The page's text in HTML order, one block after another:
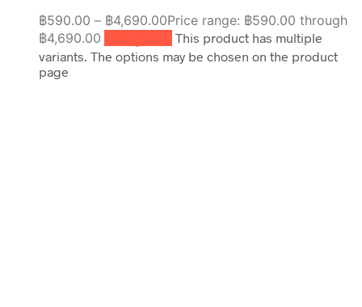
฿590.00 – ฿4,690.00Price range: ฿590.00 through
฿4,690.00
This product has multiple
variants. The options may be chosen on the product
page